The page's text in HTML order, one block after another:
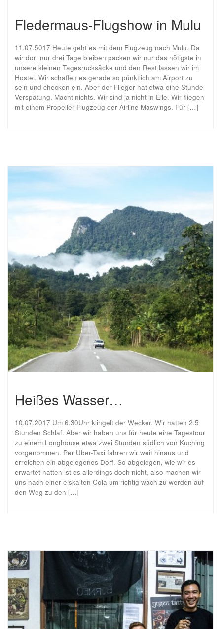
Fledermaus-Flugshow in Mulu
11.07.5017 Heute geht es mit dem Flugzeug nach Mulu. Da
wir dort nur drei Tage bleiben packen wir nur das nötigste in
unsere kleinen Tagesrucksäcke und den Rest lassen wir im
Hostel. Wir schaffen es gerade so pünktlich am Airport zu
sein und checken ein. Aber der Flieger hat etwa eine Stunde
Verspätung. Macht nichts. Wir sind ja nicht in Eile. Wir fliegen
mit einem Propeller-Flugzeug der Airline Maswings. Für […]
Heißes Wasser…
10.07.2017 Um 6.30Uhr klingelt der Wecker. Wir hatten 2.5
Stunden Schlaf. Aber wir haben uns für heute eine Tagestour
zu einem Longhouse etwa zwei Stunden südlich von Kuching
vorgenommen. Per Uber-Taxi fahren wir weit hinaus und
erreichen ein abgelegenes Dorf. So abgelegen, wie wir es
erwartet hatten ist es allerdings doch nicht, also machen wir
uns nach einer eiskalten Cola um richtig wach zu werden auf
den Weg zu den […]